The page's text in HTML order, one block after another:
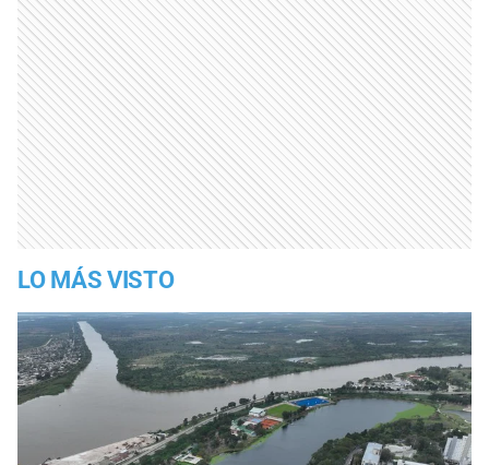
LO MÁS VISTO